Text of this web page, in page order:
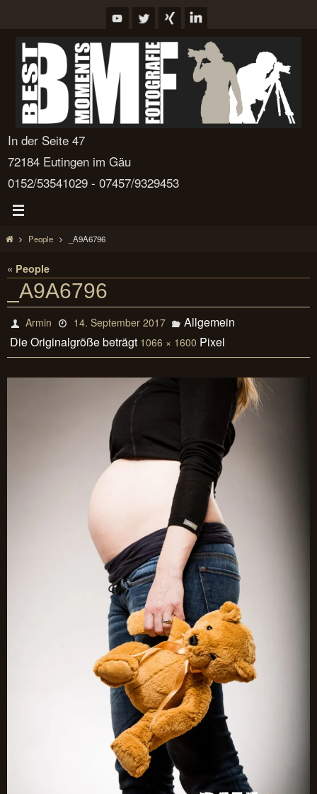
springen
In der Seite 47
72184 Eutingen im Gäu
0152/53541029 - 07457/9329453
StartPeople _A9A6796
« People
_A9A6796
Armin 14. September 2017
Allgemein
Die Originalgröße beträgt 1066 × 1600 Pixel